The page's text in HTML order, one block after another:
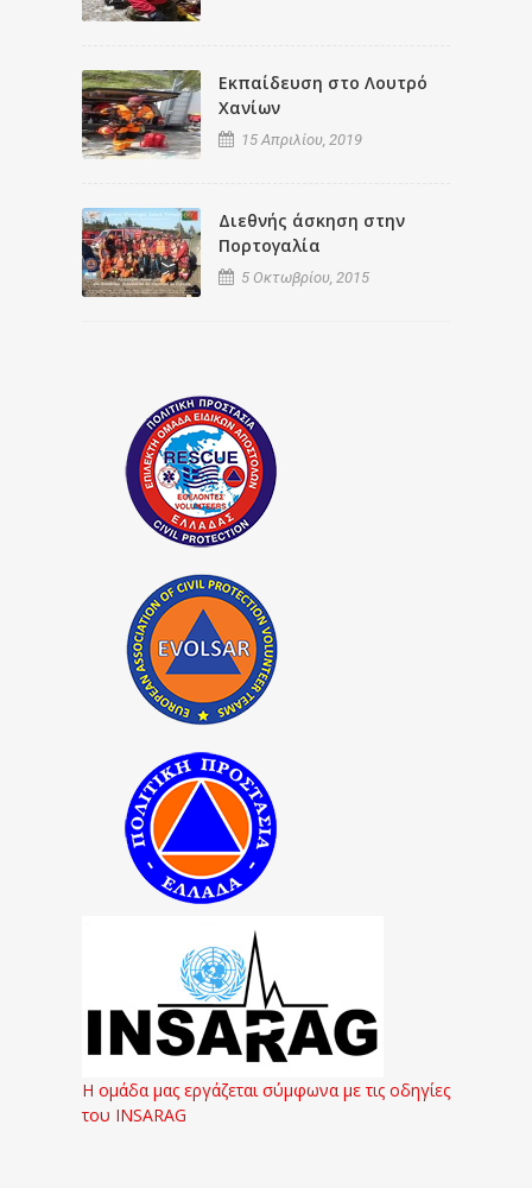
Εκπαίδευση στο Λουτρό
Χανίων
15 Απριλίου, 2019
Διεθνής άσκηση στην
Πορτογαλία
5 Οκτωβρίου, 2015
Η ομάδα μας εργάζεται σύμφωνα με τις οδηγίες
του INSARAG